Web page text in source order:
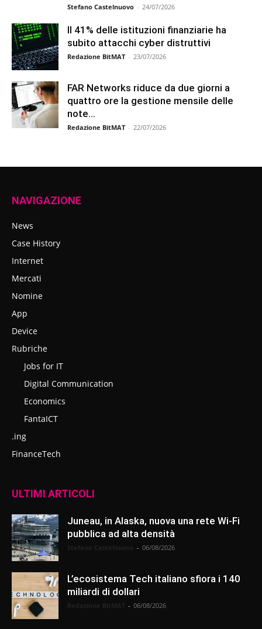
Stefano Castelnuovo - 24/07/2026
Il 41% delle istituzioni finanziarie ha
subito attacchi cyber distruttivi
Redazione BitMAT - 23/07/2026
FAR Networks riduce da due giorni a
quattro ore la gestione mensile delle
note...
Redazione BitMAT - 22/07/2026
NAVIGAZIONE
News
Case History
Internet
Mercati
Nomine
App
Device
Rubriche
Jobs for IT
Digital Communication
Economics
FantaICT
.ing
FinanceTech
ULTIMI ARTICOLI
Juneau, in Alaska, nuova una rete Wi-Fi
pubblica ad alta densità
- 06/08/2026
L’ecosistema Tech italiano sfiora i 140
miliardi di dollari
- 06/08/2026